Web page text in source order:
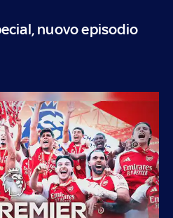
nuovo episodio